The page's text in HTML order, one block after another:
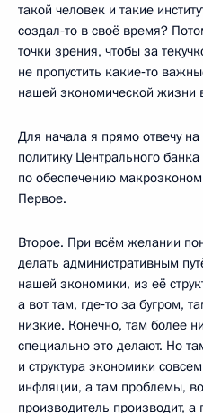
такой человек и такие
создал‑то в своё время?
точки зрения, чтобы за
не пропустить какие‑то
нашей экономической жизни
Для начала я прямо отвечу
политику Центрального
по обеспечению
Первое.
Второе. При всём желании
делать административным
нашей экономики, из её
а вот там, где‑то за бугром,
низкие. Конечно, там более
специально это делают. Но
и структура экономики
инфляции, а там проблемы,
производитель производит,